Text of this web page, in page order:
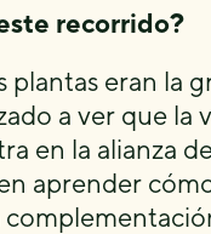
recorrido?
eran la
a ver que la
en la alianza
aprender